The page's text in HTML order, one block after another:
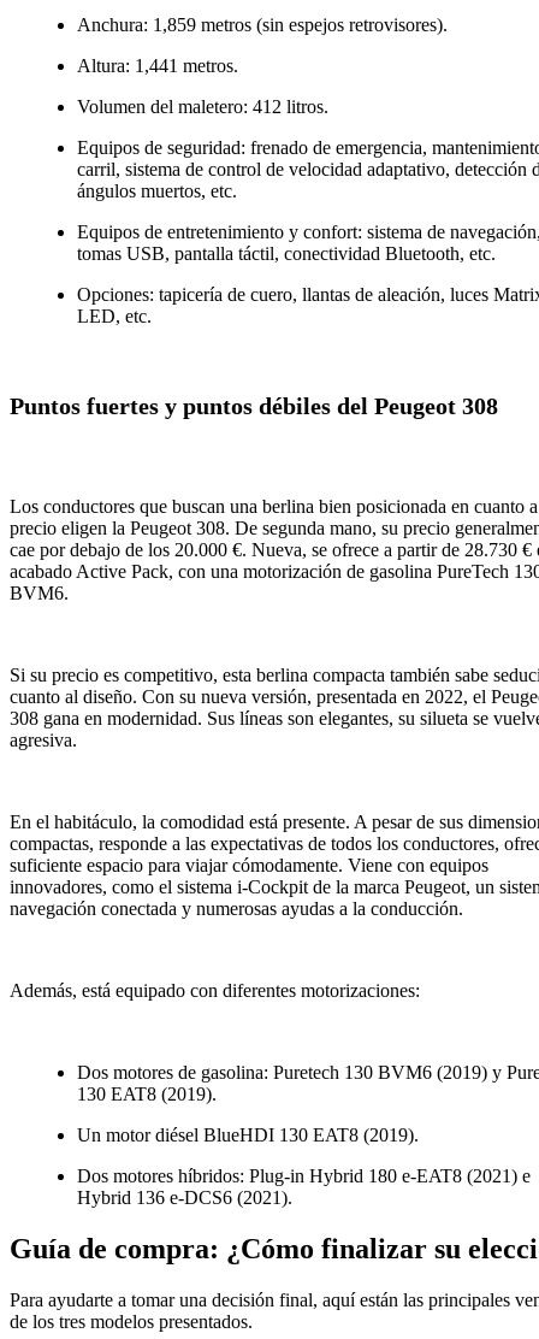
Anchura: 1,859 metros (sin espejos retrovisores).
Altura: 1,441 metros.
Volumen del maletero: 412 litros.
Equipos de seguridad: frenado de emergencia,
carril, sistema de control de velocidad adaptativo, detección
ángulos muertos, etc.
Equipos de entretenimiento y confort: sistema de
tomas USB, pantalla táctil, conectividad Bluetooth, etc.
Opciones: tapicería de cuero, llantas de aleación, luces
LED, etc.
Puntos fuertes y puntos débiles del Peugeot 308
Los conductores que buscan una berlina bien posicionada en cuanto a
precio eligen la Peugeot 308. De segunda mano, su precio
cae por debajo de los 20.000 €. Nueva, se ofrece a partir de 28.730 €
acabado Active Pack, con una motorización de gasolina PureTech
BVM6.
Si su precio es competitivo, esta berlina compacta también sabe
cuanto al diseño. Con su nueva versión, presentada en 2022, el
308 gana en modernidad. Sus líneas son elegantes, su silueta se
agresiva.
En el habitáculo, la comodidad está presente. A pesar de sus
compactas, responde a las expectativas de todos los conductores,
suficiente espacio para viajar cómodamente. Viene con equipos
innovadores, como el sistema i-Cockpit de la marca Peugeot, un
navegación conectada y numerosas ayudas a la conducción.
Además, está equipado con diferentes motorizaciones:
Dos motores de gasolina: Puretech 130 BVM6 (2019) y
130 EAT8 (2019).
Un motor diésel BlueHDI 130 EAT8 (2019).
Dos motores híbridos: Plug-in Hybrid 180 e-EAT8 (2021) e
Hybrid 136 e-DCS6 (2021).
Guía de compra: ¿Cómo finalizar su
Para ayudarte a tomar una decisión final, aquí están las principales
de los tres modelos presentados.